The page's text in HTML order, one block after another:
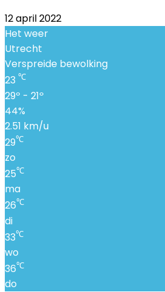
12 april 2022
Het weer
Utrecht
Verspreide bewolking
23 ℃
29º - 21º
44%
2.51 km/u
29℃
zo
25℃
ma
26℃
di
33℃
wo
36℃
do